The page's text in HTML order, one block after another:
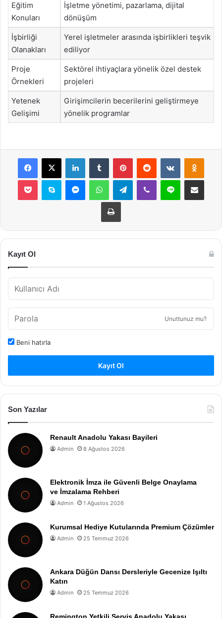
Eğitim
Konuları
İşletme yönetimi, pazarlama, dijital
dönüşüm
İşbirliği
Olanakları
Yerel işletmeler arasında işbirlikleri teşvik
ediliyor
Proje
Örnekleri
Sektörel ihtiyaçlara yönelik özel destek
projeleri
Yetenek
Gelişimi
Girişimcilerin becerilerini geliştirmeye
yönelik programlar
Facebook
X LinkedInTumblr PinterestReddit VKontakte
Pocket Skype MessengerWhatsAppTelegramViber Line E-Posta ile
Yazdır
Kayıt Ol
Unuttunuz mu?
Beni hatırla
Kayıt Ol
Son Yazılar
Renault Anadolu Yakası Bayileri
Admin 8 Ağustos 2026
Elektronik İmza ile Güvenli Belge Onaylama
ve İmzalama Rehberi
Admin 1 Ağustos 2026
Kurumsal Hediye Kutularında Premium Çözümler
Admin 25 Temmuz 2026
Ankara Düğün Dansı Dersleriyle Gecenize Işıltı
Katın
Admin 25 Temmuz 2026
Remington Yetkili Servis Anadolu Yakası